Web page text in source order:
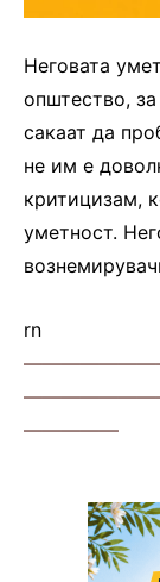
Неговата
општество,
сакаат да
не им е
критицизам,
уметност.
rn
—————